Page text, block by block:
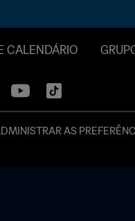
CALENDÁRIO
AS